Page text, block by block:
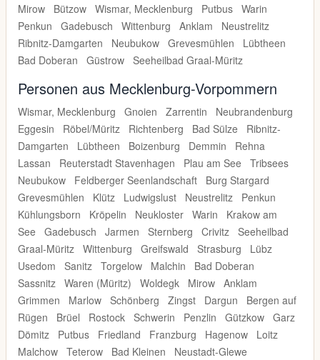
Mirow
Bützow Wismar, Mecklenburg Putbus Warin
Penkun
Gadebusch Wittenburg Anklam
Neustrelitz
Ribnitz-Damgarten
Neubukow Grevesmühlen
Lübtheen
Bad Doberan
Güstrow Seeheilbad Graal-Müritz
Personen aus Mecklenburg-Vorpommern
Wismar, Mecklenburg Gnoien Zarrentin
Neubrandenburg
Eggesin
Röbel/Müritz Richtenberg Bad Sülze
Ribnitz-
Damgarten
Lübtheen Boizenburg Demmin
Rehna
Lassan
Reuterstadt Stavenhagen Plau am See
Tribsees
Neubukow
Feldberger Seenlandschaft
Burg Stargard
Grevesmühlen
Klütz Ludwigslust Neustrelitz
Penkun
Kühlungsborn
Kröpelin Neukloster Warin
Krakow am
See
Gadebusch Jarmen Sternberg Crivitz Seeheilbad
Graal-Müritz Wittenburg Greifswald Strasburg
Lübz
Usedom
Sanitz Torgelow Malchin
Bad Doberan
Sassnitz Waren (Müritz) Woldegk Mirow Anklam
Grimmen
Marlow Schönberg Zingst Dargun
Bergen auf
Rügen
Brüel Rostock Schwerin Penzlin Gützkow Garz
Dömitz
Putbus Friedland Franzburg Hagenow
Loitz
Malchow Teterow Bad Kleinen
Neustadt-Glewe